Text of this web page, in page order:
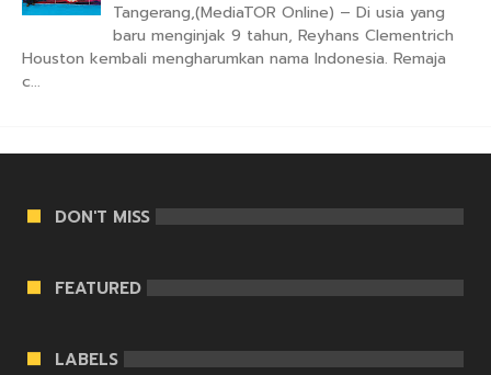
Tangerang,(MediaTOR Online) – Di usia yang
baru menginjak 9 tahun, Reyhans Clementrich
Houston kembali mengharumkan nama Indonesia. Remaja
c...
DON'T MISS
FEATURED
LABELS